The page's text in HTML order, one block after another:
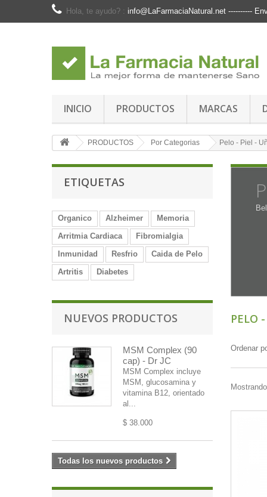
Hola, te ayudo? : info@LaFarmaciaNatural.net ----------
INICIO PRODUCTOS MARCAS
PRODUCTOS Por Categorias Pelo - Piel -
ETIQUETAS
Organico Alzheimer
Memoria
Arritmia Cardiaca
Fibromialgia
Inmunidad
Resfrio
Caida de Pelo
Artritis
Diabetes
NUEVOS PRODUCTOS
MSM Complex (90
cap) - Dr JC
MSM Complex incluye
MSM, glucosamina y
vitamina B12, orientado
al...
$ 38.000
Todas los nuevos productos
PELO
Ordenar